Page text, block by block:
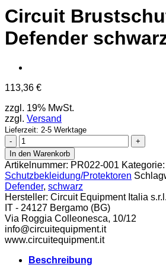
Circuit
Defender
113,36 €
zzgl. 19% MwSt.
zzgl. Versand
Lieferzeit: 2-5 Werktage
Circuit
Brustschutz
C84
Defender
schwarz
Menge
In den Warenkorb
Artikelnummer: PR022-001 Kategorie:
Schutzbekleidung/Protektoren
Defender, schwarz
Hersteller: Circuit Equipment Italia s.r.l.
IT - 24127 Bergamo (BG)
Via Roggia Colleonesca, 10/12
info@circuitequipment.it
www.circuitequipment.it
Beschreibung